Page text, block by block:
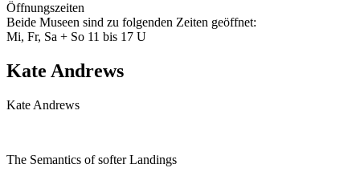
Öffnungszeiten
Beide Museen sind zu folgenden Zeiten geöffnet:
Mi, Fr, Sa + So 11 bis 17 U
Kate Andrews
Kate Andrews
The Semantics of softer Landings